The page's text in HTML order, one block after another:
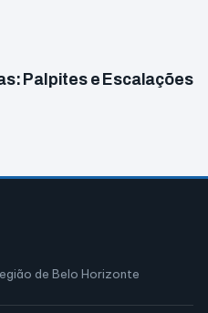
Palpites e Escalações
de Belo Horizonte